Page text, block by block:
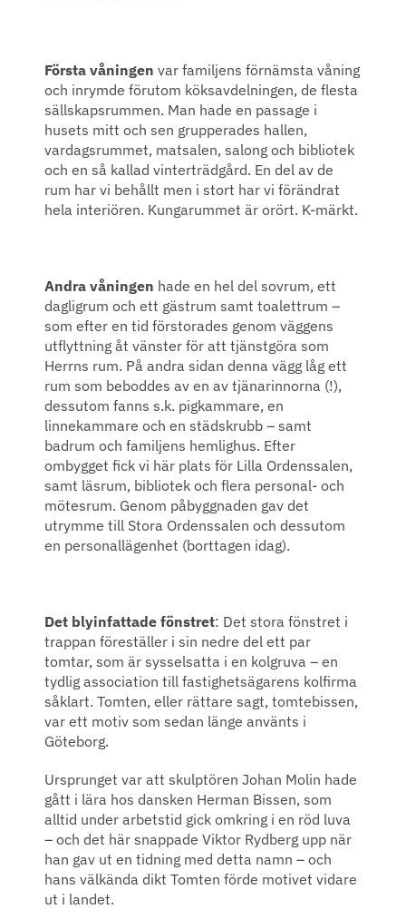
Första våningen var familjens förnämsta våning
och inrymde förutom köksavdelningen, de flesta
sällskapsrummen. Man hade en passage i
husets mitt och sen grupperades hallen,
vardagsrummet, matsalen, salong och bibliotek
och en så kallad vinterträdgård. En del av de
rum har vi behållt men i stort har vi förändrat
hela interiören. Kungarummet är orört. K-märkt.
Andra våningen hade en hel del sovrum, ett
dagligrum och ett gästrum samt toalettrum –
som efter en tid förstorades genom väggens
utflyttning åt vänster för att tjänstgöra som
Herrns rum. På andra sidan denna vägg låg ett
rum som beboddes av en av tjänarinnorna (!),
dessutom fanns s.k. pigkammare, en
linnekammare och en städskrubb – samt
badrum och familjens hemlighus. Efter
ombygget fick vi här plats för Lilla Ordenssalen,
samt läsrum, bibliotek och flera personal- och
mötesrum. Genom påbyggnaden gav det
utrymme till Stora Ordenssalen och dessutom
en personallägenhet (borttagen idag).
Det blyinfattade fönstret: Det stora fönstret i
trappan föreställer i sin nedre del ett par
tomtar, som är sysselsatta i en kolgruva – en
tydlig association till fastighetsägarens kolfirma
såklart. Tomten, eller rättare sagt, tomtebissen,
var ett motiv som sedan länge använts i
Göteborg.
Ursprunget var att skulptören Johan Molin hade
gått i lära hos dansken Herman Bissen, som
alltid under arbetstid gick omkring i en röd luva
– och det här snappade Viktor Rydberg upp när
han gav ut en tidning med detta namn – och
hans välkända dikt Tomten förde motivet vidare
ut i landet.